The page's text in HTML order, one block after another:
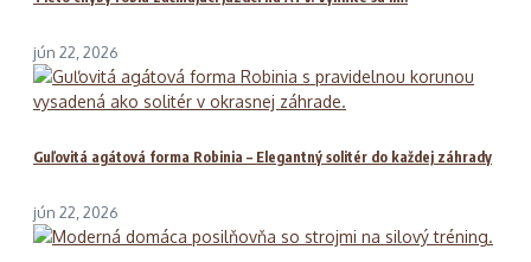
jún 22, 2026
Guľovitá agátová forma Robinia – Elegantný solitér do každej záhrady
jún 22, 2026